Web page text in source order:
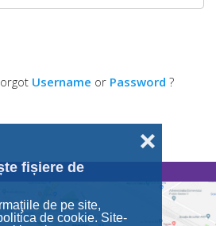
fișiere de
de pe site,
de cookie. Site-
❌
Username or Password ?